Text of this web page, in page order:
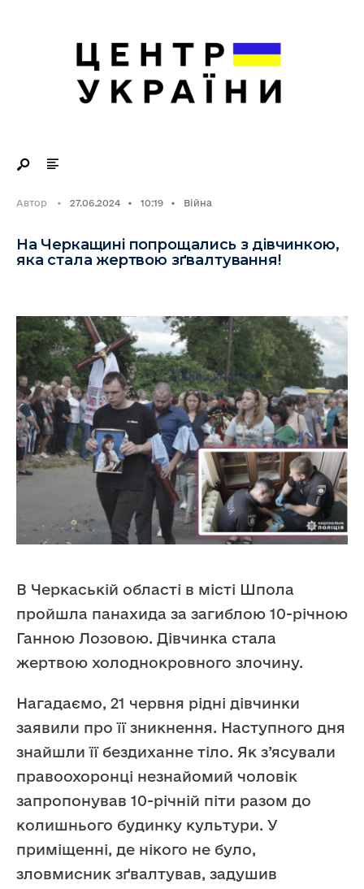
Автор • 27.06.2024 • 10:19 • Війна
На Черкащині попрощались з дівчинкою,
яка стала жертвою зґвалтування!
В Черкаській області в місті Шпола
пройшла панахида за загиблою 10-річною
Ганною Лозовою. Дівчинка стала
жертвою холоднокровного злочину.
Нагадаємо, 21 червня рідні дівчинки
заявили про її зникнення. Наступного дня
знайшли її бездиханне тіло. Як з’ясували
правоохоронці незнайомий чоловік
запропонував 10-річній піти разом до
колишнього будинку культури. У
приміщенні, де нікого не було,
зловмисник зґвалтував, задушив